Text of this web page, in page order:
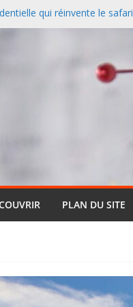
qui réinvente le safari
désertent le Sud et
paysage naturel
et la Méditerranée
: pourquoi cette formule
PLAN DU SITE